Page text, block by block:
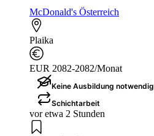
McDonald's Österreich
Plaika
EUR 2082-2082/Monat
Keine Ausbildung notwendig
Schichtarbeit
vor etwa 2 Stunden